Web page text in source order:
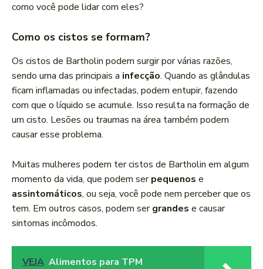
como você pode lidar com eles?
Como os cistos se formam?
Os cistos de Bartholin podem surgir por várias razões,
sendo uma das principais a infecção. Quando as glândulas
ficam inflamadas ou infectadas, podem entupir, fazendo
com que o líquido se acumule. Isso resulta na formação de
um cisto. Lesões ou traumas na área também podem
causar esse problema.
Muitas mulheres podem ter cistos de Bartholin em algum
momento da vida, que podem serpequenos e
assintomáticos, ou seja, você pode nem perceber que os
tem. Em outros casos, podem sergrandes e causar
sintomas incômodos.
VEJA Alimentos para TPM